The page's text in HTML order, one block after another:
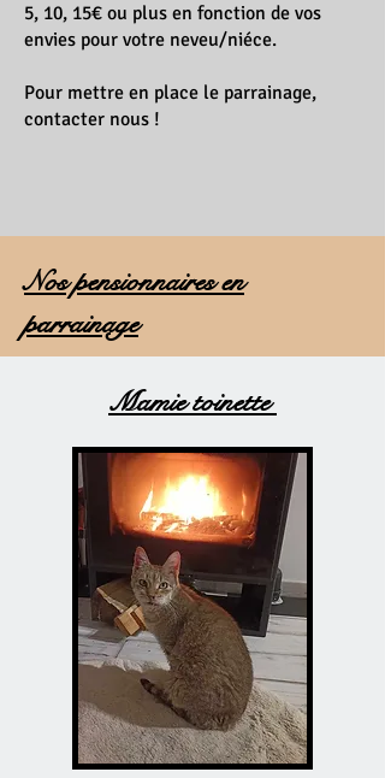
5, 10, 15€ ou plus en fonction de vos
envies pour votre neveu/niéce.
Pour mettre en place le parrainage,
contacter nous !
Nos pensionnaires en
parrainage
Mamie toinette